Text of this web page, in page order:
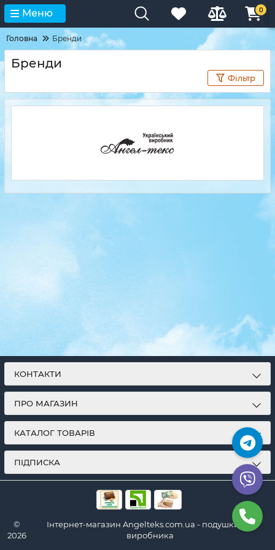
Меню 0
Головна Бренди
Бренди
Фільтр
КОНТАКТИ
ПРО МАГАЗИН
КАТАЛОГ ТОВАРІВ
ПІДПИСКА
©
2026
Інтернет-магазин Angelteks.com.ua - подушки від
виробника